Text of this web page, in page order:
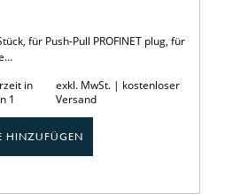
für Push-Pull PROFINET plug, für
in
1
exkl. MwSt. | kostenloser
Versand
HINZUFÜGEN